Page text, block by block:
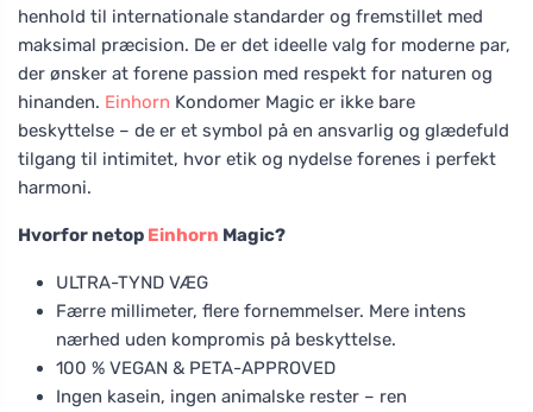
henhold til internationale standarder og fremstillet med
maksimal præcision. De er det ideelle valg for moderne par,
der ønsker at forene passion med respekt for naturen og
hinanden. Einhorn Kondomer Magic er ikke bare
beskyttelse – de er et symbol på en ansvarlig og glædefuld
tilgang til intimitet, hvor etik og nydelse forenes i perfekt
harmoni.
Hvorfor netop Einhorn Magic?
ULTRA-TYND VÆG
Færre millimeter, flere fornemmelser. Mere intens
nærhed uden kompromis på beskyttelse.
100 % VEGAN & PETA-APPROVED
Ingen kasein, ingen animalske rester – ren